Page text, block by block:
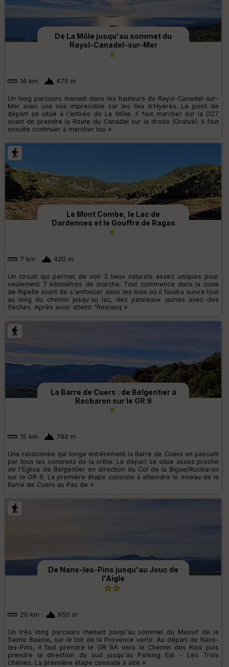
De La Môle jusqu'au sommet du
Rayol-Canadel-sur-Mer
14 km 470 m
Un long parcours menant dans les hauteurs du Rayol-Canadel-sur-
Mer avec une vue imprenable sur les Iles d'Hyères. Le point de
départ se situe à l'entrée de La Môle. Il faut marcher sur la D27
avant de prendre la Route du Canadel sur la droite (Gratué). Il faut
ensuite continuer à marcher tou »
Le Mont Combe, le Lac de
Dardennes et le Gouffre de Ragas
7 km 420 m
Un circuit qui permet de voir 3 lieux naturels assez uniques pour
seulement 7 kilomètres de marche. Tout commence dans la zone
de Ripelle avant de s'enfoncer dans les bois où il faudra suivre tout
au long du chemin jusqu'au lac, des panneaux jaunes avec des
flèches. Après avoir atteint "Restanq »
La Barre de Cuers : de Belgentier à
Rocbaron sur le GR 9
15 km 780 m
Une randonnée qui longe entièrement la Barre de Cuers en passant
par tous les sommets de la crête. Le départ se situe assez proche
de l'Église de Belgentier en direction du Col de la Bigue/Rocbaron
sur le GR 9. La première étape consiste à atteindre le niveau de la
Barre de Cuers au Pas de »
De Nans-les-Pins jusqu'au Jouc de
l'Aigle
20 km 950 m
Un très long parcours menant jusqu'au sommet du Massif de la
Sainte Baume, sur le toit de la Provence verte. Au départ de Nans-
les-Pins, il faut prendre le GR 9A vers le Chemin des Rois puis
prendre la direction du sud jusqu'au Parking Est - Les Trois
Chênes. La première étape consiste à atte »